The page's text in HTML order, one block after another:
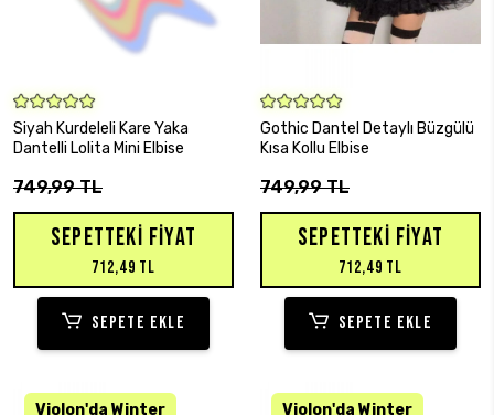
SEPETE EKLE
Siyah Kurdeleli Kare Yaka
Dantelli Lolita Mini Elbise
749,99 TL
SEPETTEKI FIYAT
712,49 TL
SEPETE EKLE
SEPETE EKLE
Gothic Dantel Detaylı Büzgülü
Kısa Kollu Elbise
749,99 TL
SEPETTEKI FIYAT
712,49 TL
SEPETE EKLE
KARGO BEDAVA